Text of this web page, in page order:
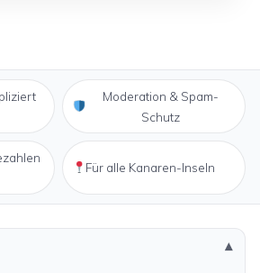
knipex-sucht-langfristige-technik-
" aria-label="Mehr Informationen
Allrounder von KNIPEX sucht
Stelle auf Fuerteventura">Read
Moderation & Spam-
Schutz
Für alle Kanaren-Inseln